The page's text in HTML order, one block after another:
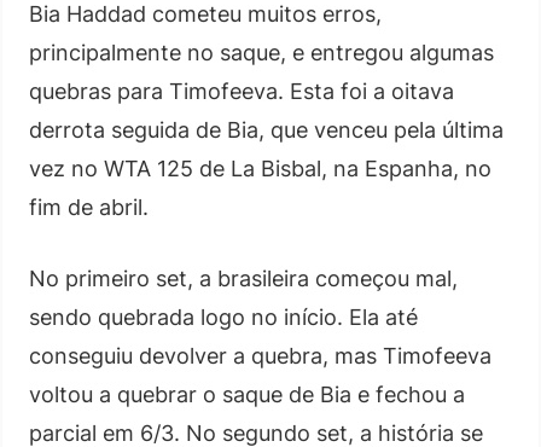
Bia Haddad cometeu muitos erros,
principalmente no saque, e entregou algumas
quebras para Timofeeva. Esta foi a oitava
derrota seguida de Bia, que venceu pela última
vez no WTA 125 de La Bisbal, na Espanha, no
fim de abril.
No primeiro set, a brasileira começou mal,
sendo quebrada logo no início. Ela até
conseguiu devolver a quebra, mas Timofeeva
voltou a quebrar o saque de Bia e fechou a
parcial em 6/3. No segundo set, a história se